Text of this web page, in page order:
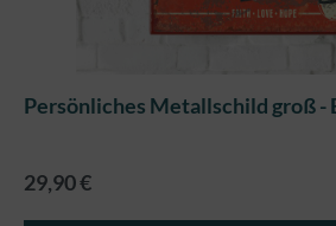
Persönliches Metallschild groß -
29,90 €